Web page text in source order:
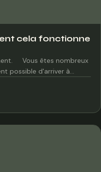
cela fonctionne
Vous êtes nombreux
possible d'arriver à…